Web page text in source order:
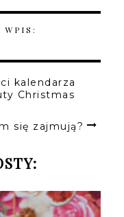
WPIS:
kalendarza
Christmas
się zajmują?